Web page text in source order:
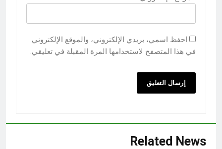
احفظ اسمي، بريدي الإلكتروني، والموقع الإلكتروني
في هذا المتصفح لاستخدامها المرة المقبلة في تعليقي.
Related News